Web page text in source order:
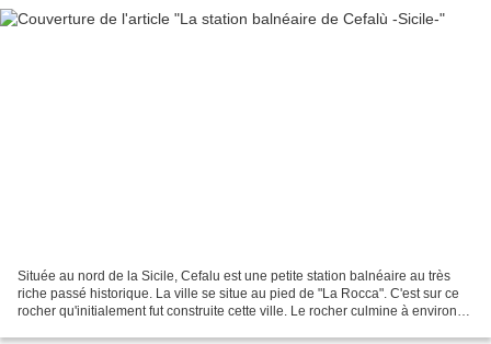
Située au nord de la Sicile, Cefalu est une petite station balnéaire au très
riche passé historique. La ville se situe au pied de "La Rocca". C'est sur ce
rocher qu'initialement fut construite cette ville. Le rocher culmine à environ